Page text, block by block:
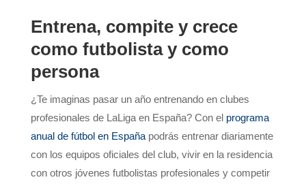
Entrena, compite y crece
como futbolista y como
persona
¿Te imaginas pasar un año entrenando en clubes
profesionales de LaLiga en España? Con el programa
anual de fútbol en Españapodrás entrenar diariamente
con los equipos oficiales del club, vivir en la residencia
con otros jóvenes futbolistas profesionales y competir